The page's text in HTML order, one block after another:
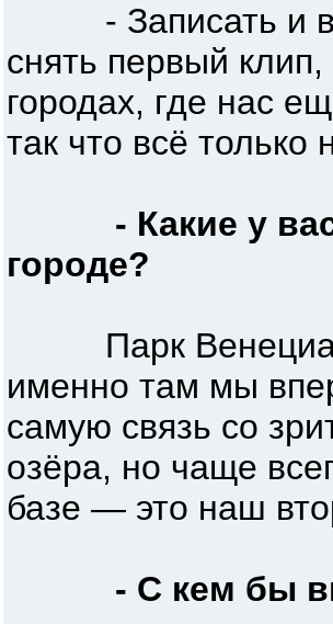
- Записать и
снять первый
городах, где нас
так что всё только
- Какие у
городе?
Парк
именно там мы
самую связь со
озёра, но чаще
базе — это наш
- С кем бы